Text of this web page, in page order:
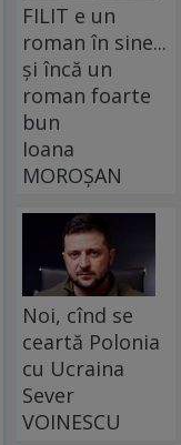
FILIT e un
roman în sine...
și încă un
roman foarte
bun
Ioana
MOROȘAN
Noi, cînd se
ceartă Polonia
cu Ucraina
Sever
VOINESCU